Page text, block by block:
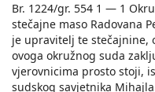
Br. 1224/gr. 554 1 — 1
stečajne maso Radovana
je upravitelj te stečajnine,
ovoga okružnog suda
vjerovnicima prosto stoji,
sudskog savjetnika